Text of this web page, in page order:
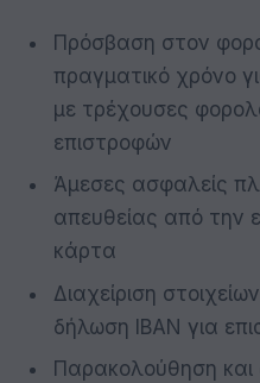
Πρόσβαση στον
πραγματικό χρόνο
με τρέχουσες
επιστροφών
Άμεσες ασφαλείς
απευθείας από την
κάρτα
Διαχείριση
δήλωση IBAN για
Παρακολούθηση και